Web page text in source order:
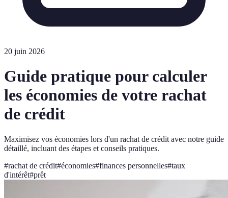
20 juin 2026
Guide pratique pour calculer
les économies de votre rachat
de crédit
Maximisez vos économies lors d'un rachat de crédit avec notre guide
détaillé, incluant des étapes et conseils pratiques.
#rachat de crédit#économies#finances personnelles#taux
d'intérêt#prêt